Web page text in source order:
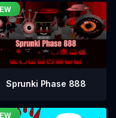
Sprunki Phase 888